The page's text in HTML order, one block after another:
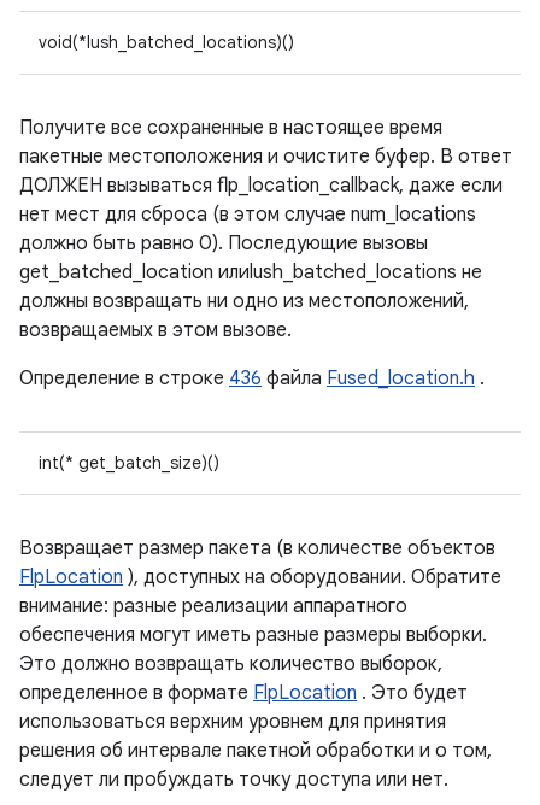
void(*lush_batched_locations)()
Получите все сохраненные в настоящее время
пакетные местоположения и очистите буфер. В ответ
ДОЛЖЕН вызываться flp_location_callback, даже если
нет мест для сброса (в этом случае num_locations
должно быть равно 0). Последующие вызовы
get_batched_location илиlush_batched_locations не
должны возвращать ни одно из местоположений,
возвращаемых в этом вызове.
Определение в строке 436 файла Fused_location.h .
int(* get_batch_size)()
Возвращает размер пакета (в количестве объектов
FlpLocation ), доступных на оборудовании. Обратите
внимание: разные реализации аппаратного
обеспечения могут иметь разные размеры выборки.
Это должно возвращать количество выборок,
определенное в формате FlpLocation . Это будет
использоваться верхним уровнем для принятия
решения об интервале пакетной обработки и о том,
следует ли пробуждать точку доступа или нет.